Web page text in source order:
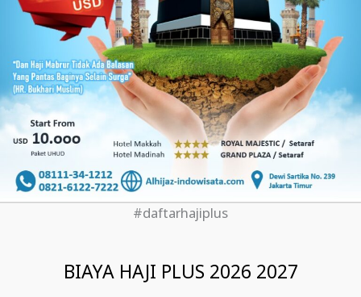
#daftarhajiplus
BIAYA HAJI PLUS 2026 2027